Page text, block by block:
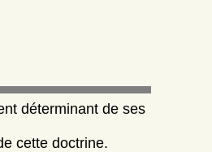
déterminant de ses
cette doctrine.